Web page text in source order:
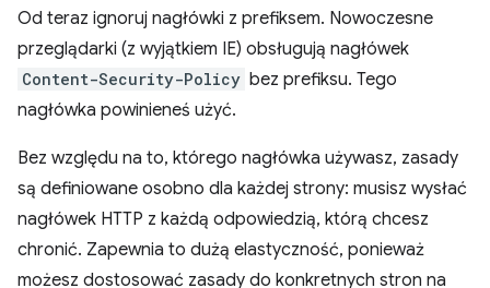
Od teraz ignoruj nagłówki z prefiksem. Nowoczesne
przeglądarki (z wyjątkiem IE) obsługują nagłówek
Content-Security-Policy bez prefiksu. Tego
nagłówka powinieneś użyć.
Bez względu na to, którego nagłówka używasz, zasady
są definiowane osobno dla każdej strony: musisz wysłać
nagłówek HTTP z każdą odpowiedzią, którą chcesz
chronić. Zapewnia to dużą elastyczność, ponieważ
możesz dostosować zasady do konkretnych stron na